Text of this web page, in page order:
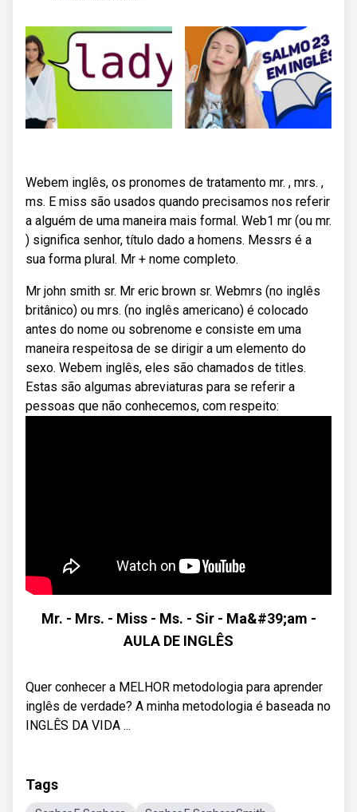
Webem inglês, os pronomes de tratamento mr. , mrs. ,
ms. E miss são usados quando precisamos nos referir
a alguém de uma maneira mais formal. Web1 mr (ou mr.
) significa senhor, título dado a homens. Messrs é a
sua forma plural. Mr + nome completo.
Mr john smith sr. Mr eric brown sr. Webmrs (no inglês
britânico) ou mrs. (no inglês americano) é colocado
antes do nome ou sobrenome e consiste em uma
maneira respeitosa de se dirigir a um elemento do
sexo. Webem inglês, eles são chamados de titles.
Estas são algumas abreviaturas para se referir a
pessoas que não conhecemos, com respeito:
Mr. - Mrs. - Miss - Ms. - Sir - Ma&#39;am -
AULA DE INGLÊS
Quer conhecer a MELHOR metodologia para aprender
inglês de verdade? A minha metodologia é baseada no
INGLÊS DA VIDA ...
Tags